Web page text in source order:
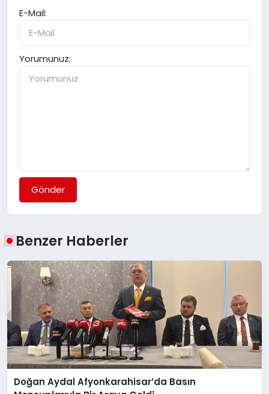
E-Mail:
Yorumunuz:
Gönder
Benzer Haberler
Doğan Aydal Afyonkarahisar’da Basın